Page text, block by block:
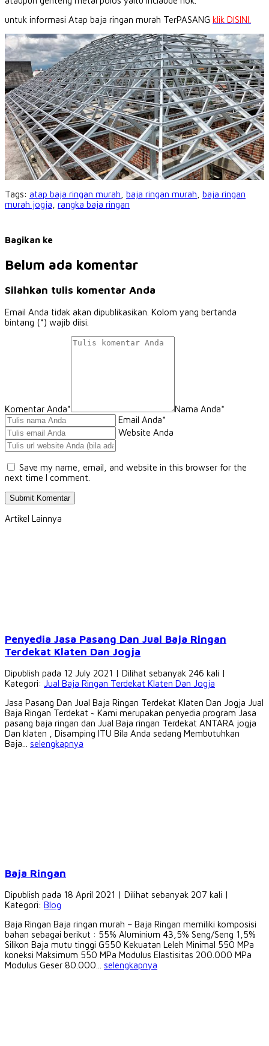
untuk informasi Atap baja ringan murah TerPASANG klik DISINI.
Tags: atap baja ringan murah baja ringan murah baja ringan
murah jogja rangka baja ringan
Bagikan ke
Belum ada komentar
Silahkan tulis komentar Anda
Email Anda tidak akan dipublikasikan. Kolom yang bertanda
bintang (*) wajib diisi.
Komentar Anda* Nama Anda*
Email Anda*
Website Anda
Save my name, email, and website in this browser for the
next time I comment.
Artikel Lainnya
Penyedia Jasa Pasang Dan Jual Baja Ringan
Terdekat Klaten Dan Jogja
Dipublish pada 12 July 2021 | Dilihat sebanyak 246 kali |
Kategori: Jual Baja Ringan Terdekat Klaten Dan Jogja
Jasa Pasang Dan Jual Baja Ringan Terdekat Klaten Dan Jogja Jual
Baja Ringan Terdekat ~ Kami merupakan penyedia program Jasa
pasang baja ringan dan Jual Baja ringan Terdekat ANTARA jogja
Dan klaten , Disamping ITU Bila Anda sedang Membutuhkan
Baja... selengkapnya
Baja Ringan
Dipublish pada 18 April 2021 | Dilihat sebanyak 207 kali |
Kategori: Blog
Baja Ringan Baja ringan murah – Baja Ringan memiliki komposisi
bahan sebagai berikut : 55% Aluminium 43,5% Seng/Seng 1,5%
Silikon Baja mutu tinggi G550 Kekuatan Leleh Minimal 550 MPa
koneksi Maksimum 550 MPa Modulus Elastisitas 200.000 MPa
Modulus Geser 80.000... selengkapnya